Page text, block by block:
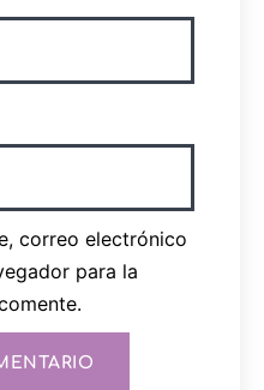
correo electrónico
para la